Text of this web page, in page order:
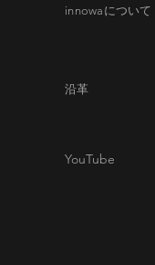
innowaについて
沿革
YouTube